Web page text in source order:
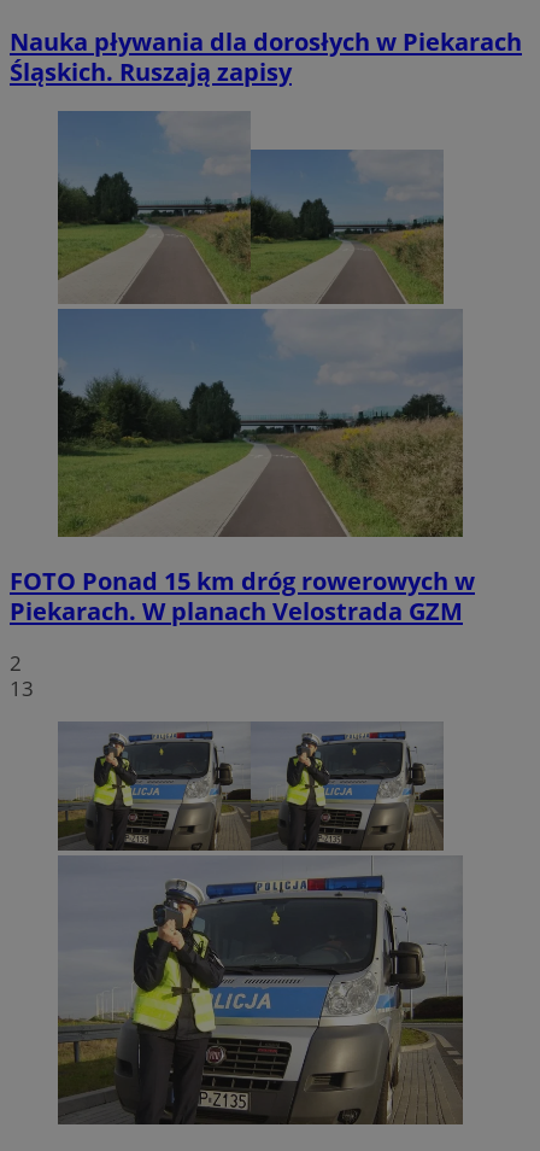
Nauka pływania dla dorosłych w Piekarach
Śląskich. Ruszają zapisy
FOTO Ponad 15 km dróg rowerowych w
Piekarach. W planach Velostrada GZM
2
13